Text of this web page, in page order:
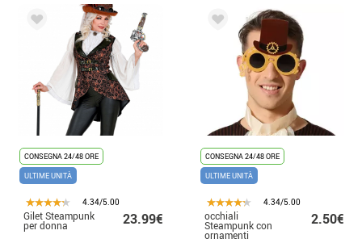
CONSEGNA 24/48 ORE
ULTIME UNITÀ
4.34/5.00
Gilet Steampunk
per donna 23.99€
CONSEGNA 24/48 ORE
ULTIME UNITÀ
4.34/5.00
occhiali
Steampunk con
ornamenti
2.50€